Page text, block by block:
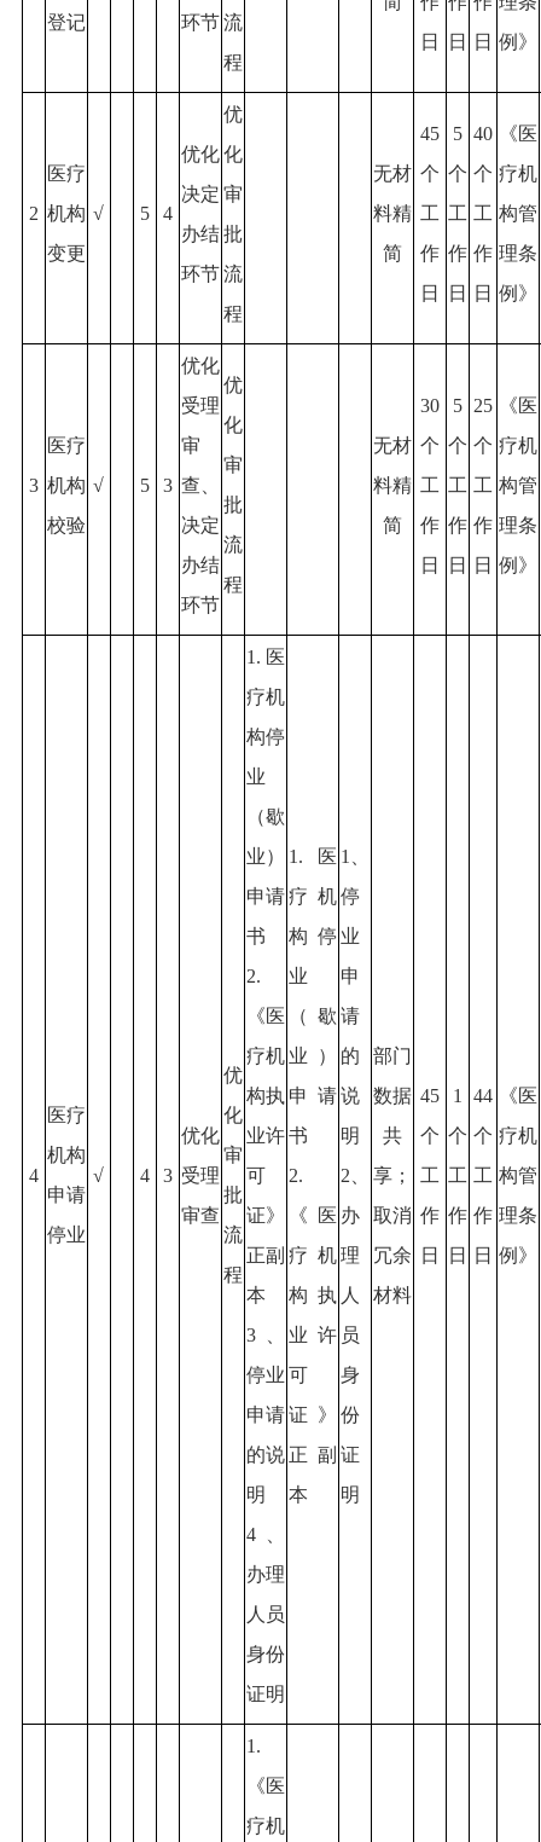
登记 环节流
程
日
日
日 例》
2
医疗
机构
变更
√ 5 4
优化
决定
办结
环节
优
化
审
批
流
程
无材
料精
简
45
个
工
作
日
5
个
工
作
日
40
个
工
作
日
《医
疗机
构管
理条
例》
3
医疗
机构
校验
√ 5 3
优化
受理
审
查、
决定
办结
环节
优
化
审
批
流
程
无材
料精
简
30
个
工
作
日
5
个
工
作
日
25
个
工
作
日
《医
疗机
构管
理条
例》
4
医疗
机构
申请
停业
√ 4 3
优化
受理
审查
优
化
审
批
流
程
1.医
疗机
构停
业
（歇
业）
申请
书
2.
《医
疗机
构执
业许
可
证》
正副
本
3、
停业
申请
的说
明
4、
办理
人员
身份
证明
1.医
疗机
构停
业
（歇
业）
申请
书
2.
《医
疗机
构执
业许
可
证》
正副
本
1、
停
业
申
请
的
说
明
2、
办
理
人
员
身
份
证
明
部门
数据
共
享；
取消
冗余
材料
45
个
工
作
日
1
个
工
作
日
44
个
工
作
日
《医
疗机
构管
理条
例》
1.
《医
疗机